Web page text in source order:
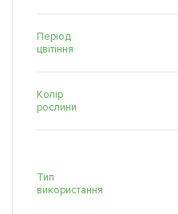
Період
цвітіння
Колір
рослини
Тип
використання